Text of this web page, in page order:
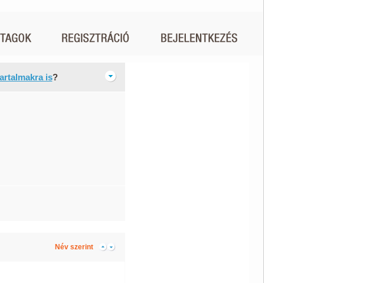
is?
Név szerint